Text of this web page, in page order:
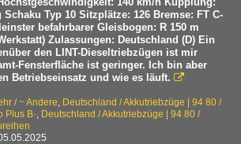
Typ 10 Sitzplätze: 126 Bremse: FT C-
befahrbarer Gleisbogen: R 150 m
Zulassungen: Deutschland (D) Ein
den LINT-Dieseltriebzügen ist mir
Fensterfläche ist geringer. Ich bin aber
Betriebseinsatz und wie es läuft. 
/ ~ Andere, Deutschland / Akkutriebzüge | 94 80 /
B·, Deutschland / Akkutriebzüge | 94 80 /